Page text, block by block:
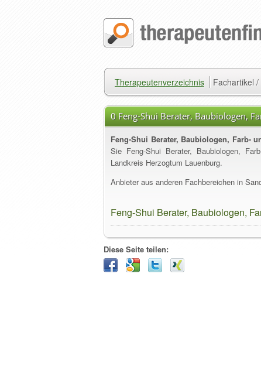
Therapeutenverzeichnis Fachartikel /
0 Feng-Shui Berater, Baubiologen,
Feng-Shui Berater, Baubiologen, Farb-
Sie Feng-Shui Berater, Baubiologen,
Landkreis Herzogtum Lauenburg.
Anbieter aus anderen Fachbereichen in
Feng-Shui Berater, Baubiologen,
Diese Seite teilen: